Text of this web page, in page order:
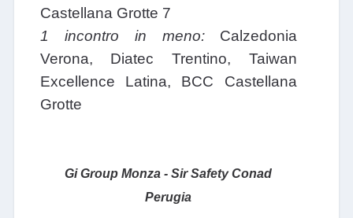
Castellana Grotte 7
1 incontro in meno:
Calzedonia
Verona, Diatec Trentino, Taiwan
Excellence Latina, BCC Castellana
Grotte
Gi Group Monza - Sir Safety Conad
Perugia